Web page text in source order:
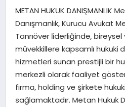
EKONOMI
MAGAZIN
SAĞLIK
SIYASET
METAN HUKUK DANIŞMANLIK
Danışmanlık, Kurucu Avukat
Tanrıöver liderliğinde,
müvekkillere kapsamlı hukuki
hizmetleri sunan prestijli bir
merkezli olarak faaliyet
firma, holding ve şirkete
sağlamaktadır. Metan Hukuk